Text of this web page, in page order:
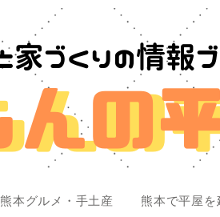
熊本グルメ・手土産 熊本で平屋を